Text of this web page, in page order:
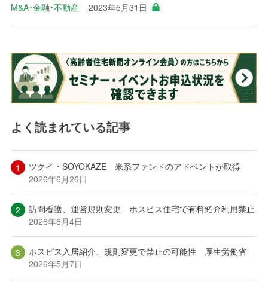
M&A･金融･不動産 2023年5月31日
よく読まれている記事
ツクイ・SOYOKAZE 米系ファンドのアドベントが取得
2026年6月26日
訪問看護、運営規則変更 ホスピス住宅で有料紹介利用禁止
2026年6月4日
ホスピス入居紹介、規則変更で禁止の可能性 厚生労働省
2026年5月7日